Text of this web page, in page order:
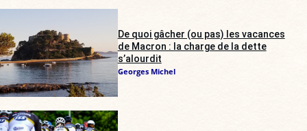
De quoi gâcher (ou pas) les vacances
de Macron : la charge de la dette
s’alourdit
Georges Michel